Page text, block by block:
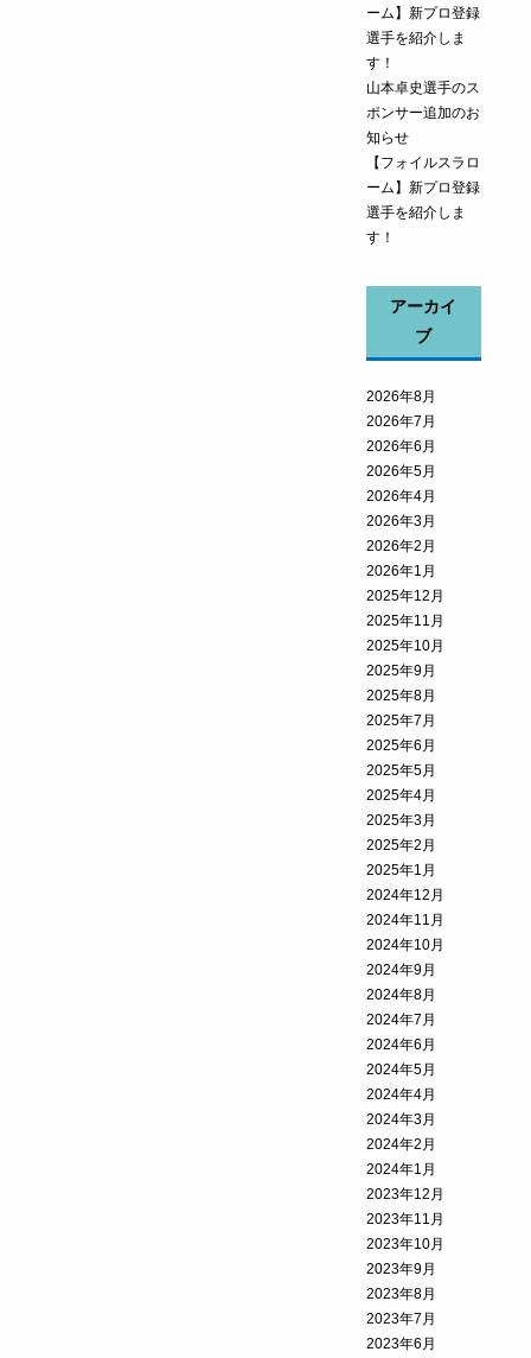
ーム】新プロ登録
選手を紹介しま
す！
山本卓史選手のス
ポンサー追加のお
知らせ
【フォイルスラロ
ーム】新プロ登録
選手を紹介しま
す！
アーカイ
ブ
2026年8月
2026年7月
2026年6月
2026年5月
2026年4月
2026年3月
2026年2月
2026年1月
2025年12月
2025年11月
2025年10月
2025年9月
2025年8月
2025年7月
2025年6月
2025年5月
2025年4月
2025年3月
2025年2月
2025年1月
2024年12月
2024年11月
2024年10月
2024年9月
2024年8月
2024年7月
2024年6月
2024年5月
2024年4月
2024年3月
2024年2月
2024年1月
2023年12月
2023年11月
2023年10月
2023年9月
2023年8月
2023年7月
2023年6月